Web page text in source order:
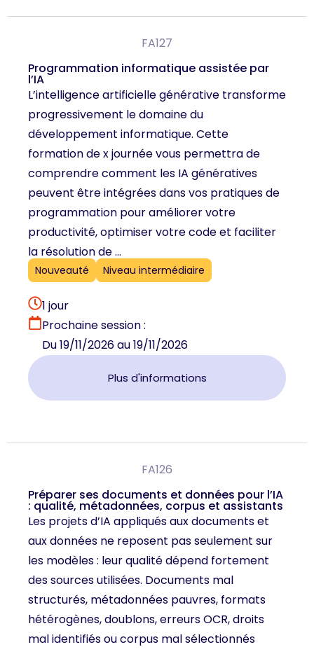
FA127
Programmation informatique assistée par
l’IA
L’intelligence artificielle générative transforme
progressivement le domaine du
développement informatique. Cette
formation de x journée vous permettra de
comprendre comment les IA génératives
peuvent être intégrées dans vos pratiques de
programmation pour améliorer votre
productivité, optimiser votre code et faciliter
la résolution de ...
Nouveauté Niveau intermédiaire
1 jour
Prochaine session :
Du 19/11/2026 au 19/11/2026
Plus d'informations
FA126
Préparer ses documents et données pour l’IA
: qualité, métadonnées, corpus et assistants
Les projets d’IA appliqués aux documents et
aux données ne reposent pas seulement sur
les modèles : leur qualité dépend fortement
des sources utilisées. Documents mal
structurés, métadonnées pauvres, formats
hétérogènes, doublons, erreurs OCR, droits
mal identifiés ou corpus mal sélectionnés